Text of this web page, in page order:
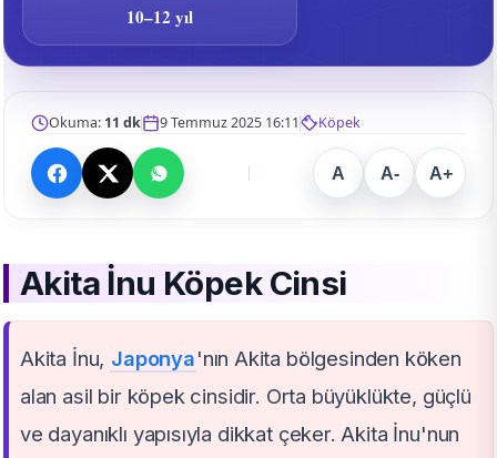
10–12 yıl
Okuma: 11 dk 9 Temmuz 2025 16:11 Köpek
A A- A+
Akita İnu Köpek Cinsi
Akita İnu, Japonya'nın Akita bölgesinden köken
alan asil bir köpek cinsidir. Orta büyüklükte, güçlü
ve dayanıklı yapısıyla dikkat çeker. Akita İnu'nun